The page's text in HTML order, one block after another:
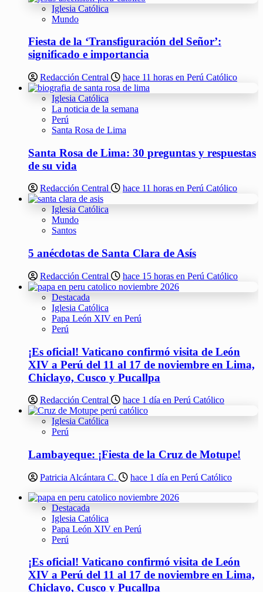
Iglesia Católica
Mundo
Fiesta de la ‘Transfiguración del Señor’:
significado e importancia
Redacción Central hace 11 horas en Perú Católico
Iglesia Católica
La noticia de la semana
Perú
Santa Rosa de Lima
Santa Rosa de Lima: 30 preguntas y respuestas
de su vida
Redacción Central hace 11 horas en Perú Católico
Iglesia Católica
Mundo
Santos
5 anécdotas de Santa Clara de Asís
Redacción Central hace 15 horas en Perú Católico
Destacada
Iglesia Católica
Papa León XIV en Perú
Perú
¡Es oficial! Vaticano confirmó visita de León
XIV a Perú del 11 al 17 de noviembre en Lima,
Chiclayo, Cusco y Pucallpa
Redacción Central hace 1 día en Perú Católico
Iglesia Católica
Perú
Lambayeque: ¡Fiesta de la Cruz de Motupe!
Patricia Alcántara C. hace 1 día en Perú Católico
Destacada
Iglesia Católica
Papa León XIV en Perú
Perú
¡Es oficial! Vaticano confirmó visita de León
XIV a Perú del 11 al 17 de noviembre en Lima,
Chiclayo, Cusco y Pucallpa